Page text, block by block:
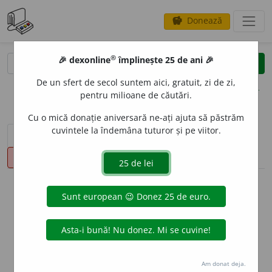
savings Donează
clear
opțiuni
sinteza definițiilor (1) definiții (21)
conjugări
info
Aceste definiții sunt compilate de
echipa dexonline. Definițiile
originale se află pe filadefiniții.
Puteți reordona filele pe pagina de
🎉 dexonline® împlinește 25 de ani 🎉
De un sfert de secol suntem aici, gratuit, zi de zi,
pentru milioane de căutări.
Cu o mică donație aniversară ne-ați ajuta să păstrăm
cuvintele la îndemâna tuturor și pe viitor.
Am donat deja.